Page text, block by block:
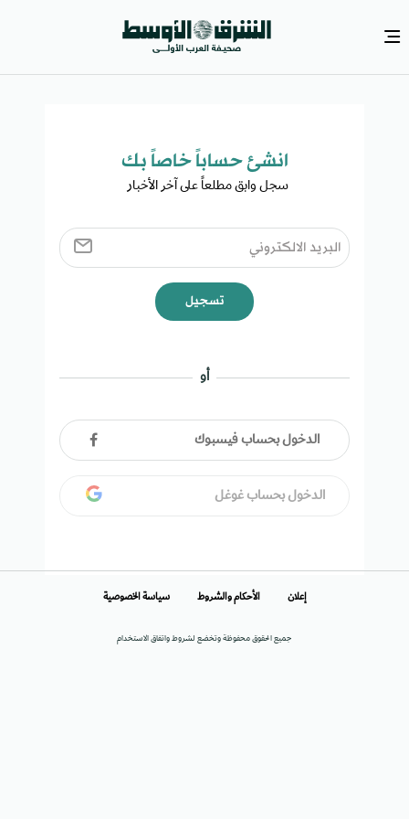
انشئ حساباً خاصاً بك​
سجل وابق مطلعاً على آخر الأخبار ​
تسجيل
أو
الدخول بحساب فيسبوك
الدخول بحساب غوغل
جميع الحقوق محفوظة وتخضع لشروط واتفاق الاستخدام
إعلان الأحكام والشروط سياسة الخصوصية